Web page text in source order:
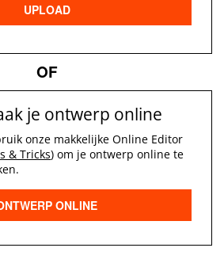
UPLOAD
OF
je ontwerp online
onze makkelijke Online Editor
& Tricks) om je ontwerp online te
ONLINE